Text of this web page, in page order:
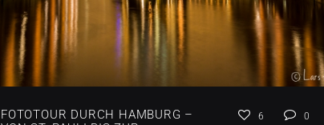
FOTOTOUR DURCH HAMBURG –
6 0